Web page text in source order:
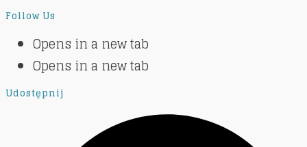
Follow Us
Opens in a new tab
Opens in a new tab
Udostępnij